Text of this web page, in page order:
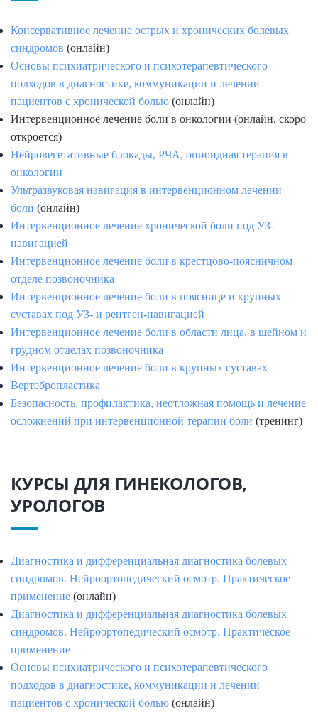
Консервативное лечение острых и хронических болевых
синдромов (онлайн)
Основы психиатрического и психотерапевтического
подходов в диагностике, коммуникации и лечении
пациентов с хронической болью (онлайн)
Интервенционное лечение боли в онкологии (онлайн, скоро
откроется)
Нейровегетативные блокады, РЧА, опиоидная терапия в
онкологии
Ультразвуковая навигация в интервенционном лечении
боли (онлайн)
Интервенционное лечение хронической боли под УЗ-
навигацией
Интервенционное лечение боли в крестцово-поясничном
отделе позвоночника
Интервенционное лечение боли в пояснице и крупных
суставах под УЗ- и рентген-навигацией
Интервенционное лечение боли в области лица, в шейном и
грудном отделах позвоночника
Интервенционное лечение боли в крупных суставах
Вертебропластика
Безопасность, профилактика, неотложная помощь и лечение
осложнений при интервенционной терапии боли (тренинг)
КУРСЫ ДЛЯ ГИНЕКОЛОГОВ,
УРОЛОГОВ
Диагностика и дифференциальная диагностика болевых
синдромов. Нейроортопедический осмотр. Практическое
применение (онлайн)
Диагностика и дифференциальная диагностика болевых
синдромов. Нейроортопедический осмотр. Практическое
применение
Основы психиатрического и психотерапевтического
подходов в диагностике, коммуникации и лечении
пациентов с хронической болью (онлайн)